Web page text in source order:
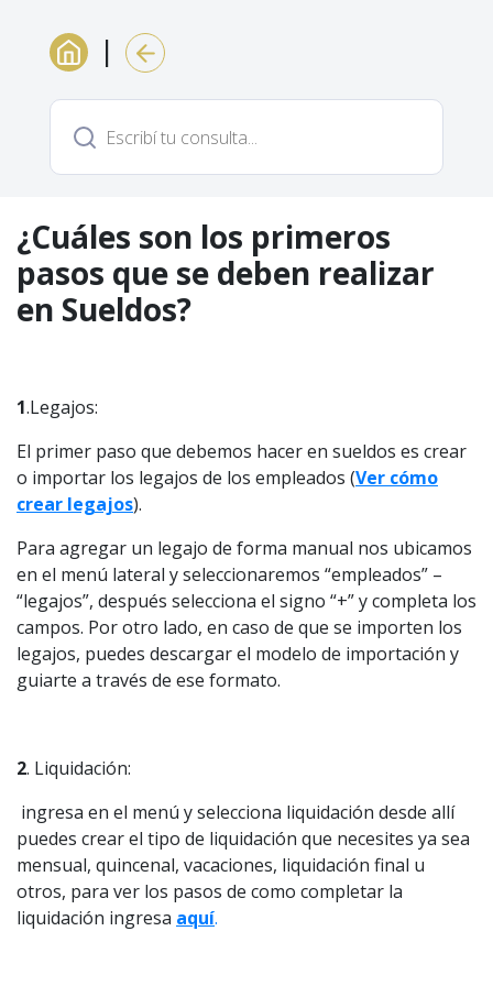
|
¿Cuáles son los primeros
pasos que se deben realizar
en Sueldos?
1.Legajos:
El primer paso que debemos hacer en sueldos es crear
o importar los legajos de los empleados (Ver cómo
crear legajos).
Para agregar un legajo de forma manual nos ubicamos
en el menú lateral y seleccionaremos “empleados” –
“legajos”, después selecciona el signo “+” y completa los
campos. Por otro lado, en caso de que se importen los
legajos, puedes descargar el modelo de importación y
guiarte a través de ese formato.
2. Liquidación:
ingresa en el menú y selecciona liquidación desde allí
puedes crear el tipo de liquidación que necesites ya sea
mensual, quincenal, vacaciones, liquidación final u
otros, para ver los pasos de como completar la
liquidación ingresa aquí.